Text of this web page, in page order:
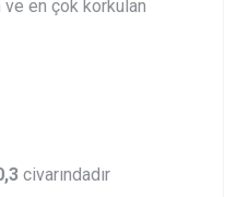
en çok korkulan
civarındadır